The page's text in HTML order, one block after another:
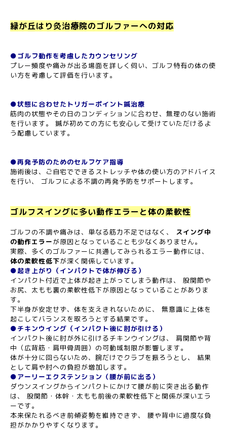
緑が丘はり灸治療院のゴルファーへの対応
●ゴルフ動作を考慮したカウンセリング
プレー頻度や痛みが出る場面を詳しく伺い、ゴルフ特有の体の使
い方を考慮して評価を行います。
●状態に合わせたトリガーポイント鍼治療
筋肉の状態やその日のコンディションに合わせ、無理のない施術
を行います。 鍼が初めての方にも安心して受けていただけるよ
う配慮しています。
●再発予防のためのセルフケア指導
施術後は、ご自宅でできるストレッチや体の使い方のアドバイス
を行い、 ゴルフによる不調の再発予防をサポートします。
ゴルフスイングに多い動作エラーと体の柔軟性
ゴルフの不調や痛みは、単なる筋力不足ではなく、 スイング中
の動作エラーが原因となっていることも少なくありません。
実際、多くのゴルファーに共通してみられるエラー動作には、
体の柔軟性低下が深く関係しています。
●起き上がり（インパクトで体が伸びる）
インパクト付近で上体が起き上がってしまう動作は、 股関節や
お尻、太もも裏の柔軟性低下が原因となっていることがありま
す。
下半身が安定せず、体を支えきれないために、 無意識に上体を
起こしてバランスを取ろうとする結果です。
●チキンウイング（インパクト後に肘が引ける）
インパクト後に肘が外に引けるチキンウイングは、 肩関節や背
中（広背筋・肩甲骨周囲）の可動域制限が影響します。
体が十分に回らないため、腕だけでクラブを振ろうとし、 結果
として肩や肘への負担が増加します。
●アーリーエクステンション（腰が前に出る）
ダウンスイングからインパクトにかけて腰が前に突き出る動作
は、 股関節・体幹・太もも前後の柔軟性低下と関係が深いエラ
ーです。
本来保たれるべき前傾姿勢を維持できず、 腰や背中に過度な負
担がかかりやすくなります。